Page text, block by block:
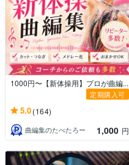
1000円〜【新体操用】プロが曲編...
定期購入可
5.0(164)
曲編集のたべたろー 1,000 円